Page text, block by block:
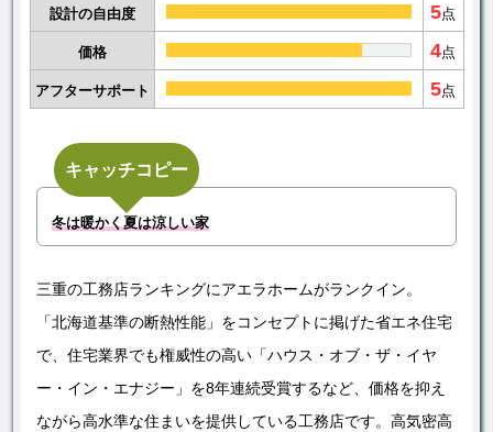
設計の自由度 5点
価格 4点
アフターサポート 5点
キャッチコピー
冬は暖かく夏は涼しい家
三重の工務店ランキングにアエラホームがランクイン。
「北海道基準の断熱性能」をコンセプトに掲げた省エネ住宅
で、住宅業界でも権威性の高い「ハウス・オブ・ザ・イヤ
ー・イン・エナジー」を8年連続受賞するなど、価格を抑え
ながら高水準な住まいを提供している工務店です。高気密高